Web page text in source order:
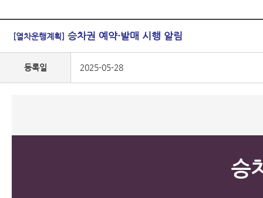
[열차운행계획] 승차권 예약·발매 시행 알림
등록일 2025-05-28
승